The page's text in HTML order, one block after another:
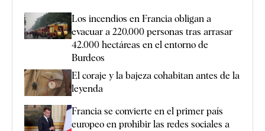
Los incendios en Francia obligan a
evacuar a 220.000 personas tras arrasar
42.000 hectáreas en el entorno de
Burdeos
El coraje y la bajeza cohabitan antes de la
leyenda
Francia se convierte en el primer país
europeo en prohibir las redes sociales a